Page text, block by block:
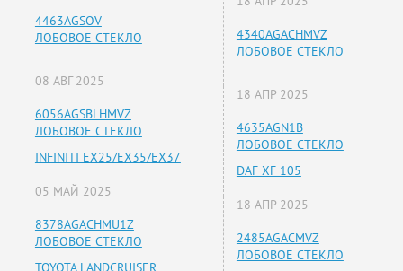
4463AGSOV
ЛОБОВОЕ СТЕКЛО
08 АВГ 2025
6056AGSBLHMVZ
ЛОБОВОЕ СТЕКЛО
INFINITI EX25/EX35/EX37
05 МАЙ 2025
8378AGACHMU1Z
ЛОБОВОЕ СТЕКЛО
TOYOTA LANDCRUISER
4340AGACHMVZ
ЛОБОВОЕ СТЕКЛО
18 АПР 2025
4635AGN1B
ЛОБОВОЕ СТЕКЛО
DAF XF 105
18 АПР 2025
2485AGACMVZ
ЛОБОВОЕ СТЕКЛО